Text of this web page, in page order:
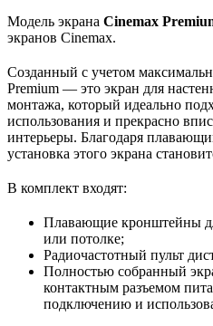
Модель экрана Cinemax
экранов Cinemax.
Созданный с учетом
Premium — это экран для
монтажа, который идеально
использования и прекрасно
интерьеры. Благодаря
установка этого экрана
В комплект входят:
Плавающие кронштейны
или потолке;
Радиочастотный пульт
Полностью собранный
контактным разъемом
подключению и